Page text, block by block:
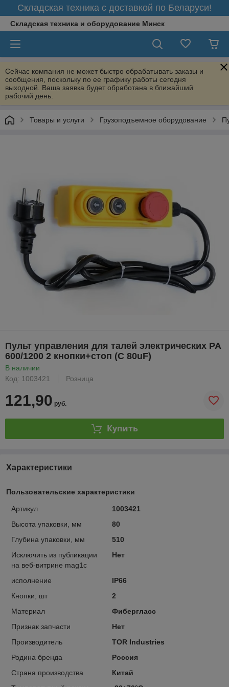
Складская техника с доставкой по Беларуси!
Складская техника и оборудование Минск
Сейчас компания не может быстро обрабатывать заказы и
сообщения, поскольку по ее графику работы сегодня
выходной. Ваша заявка будет обработана в ближайший
рабочий день.
Товары и услуги Грузоподъемное оборудование
Пульт управления для талей электрических PA
600/1200 2 кнопки+стоп (С 80uF)
В наличии
Код: 1003421
Розница
121,90 руб.
Купить
Характеристики
Пользовательские характеристики
Артикул
1003421
Высота упаковки, мм
80
Глубина упаковки, мм
510
Исключить из публикации
на веб-витрине mag1c
Нет
исполнение
IP66
Кнопки, шт
2
Материал
Фибергласс
Признак запчасти
Нет
Производитель
TOR Industries
Родина бренда
Россия
Страна производства
Китай